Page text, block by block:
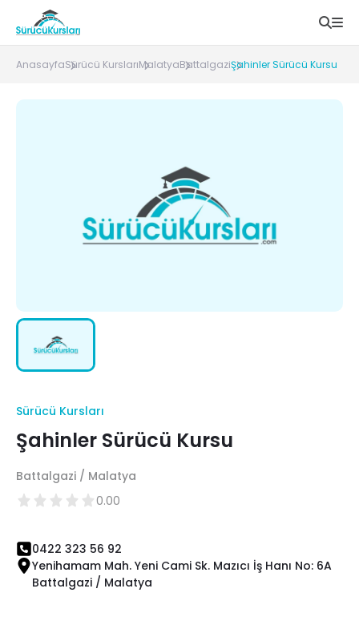
AnasayfaSürücü KurslarıMalatyaBattalgaziŞahinler Sürücü Kursu
Sürücü Kursları
Şahinler Sürücü Kursu
Battalgazi / Malatya
0.00
0422 323 56 92
Yenihamam Mah. Yeni Cami Sk. Mazıcı İş Hanı No: 6A
Battalgazi / Malatya